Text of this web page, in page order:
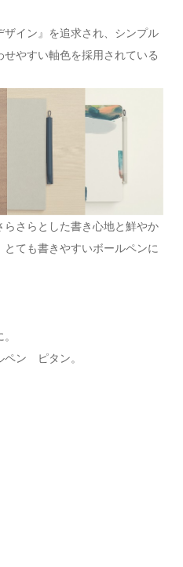
イン』を追求され、シンプル
やすい軸色を採用されている
さらとした書き心地と鮮やか
ても書きやすいボールペンに
ペン ピタン。